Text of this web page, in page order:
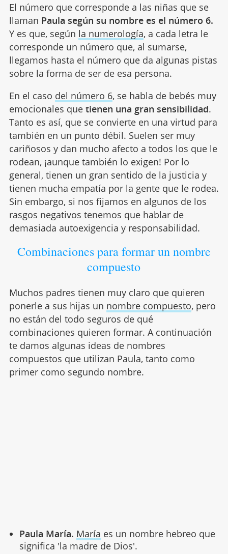
El número que corresponde a las niñas que se
llaman Paula según su nombre es el número 6.
Y es que, según la numerología, a cada letra le
corresponde un número que, al sumarse,
llegamos hasta el número que da algunas pistas
sobre la forma de ser de esa persona.
En el caso del número 6, se habla de bebés muy
emocionales quetienen una gran sensibilidad.
Tanto es así, que se convierte en una virtud para
también en un punto débil. Suelen ser muy
cariñosos y dan mucho afecto a todos los que le
rodean, ¡aunque también lo exigen! Por lo
general, tienen un gran sentido de la justicia y
tienen mucha empatía por la gente que le rodea.
Sin embargo, si nos fijamos en algunos de los
rasgos negativos tenemos que hablar de
demasiada autoexigencia y responsabilidad.
Combinaciones para formar un nombre
compuesto
Muchos padres tienen muy claro que quieren
ponerle a sus hijas un nombre compuesto, pero
no están del todo seguros de qué
combinaciones quieren formar. A continuación
te damos algunas ideas de nombres
compuestos que utilizan Paula, tanto como
primer como segundo nombre.
Paula María. María es un nombre hebreo que
significa 'la madre de Dios'.